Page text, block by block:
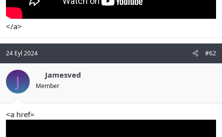
</a>
24 Eyl 2024 #62
J Jamesved
Member
<a href=